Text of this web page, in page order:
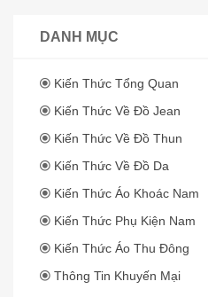
DANH MỤC
Kiến Thức Tổng Quan
Kiến Thức Về Đồ Jean
Kiến Thức Về Đồ Thun
Kiến Thức Về Đồ Da
Kiến Thức Áo Khoác Nam
Kiến Thức Phụ Kiện Nam
Kiến Thức Áo Thu Đông
Thông Tin Khuyến Mại